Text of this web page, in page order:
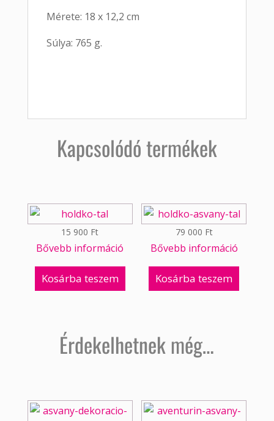
Mérete: 18 x 12,2 cm
Súlya: 765 g.
Kapcsolódó termékek
15 900 Ft
Bővebb információ
Kosárba teszem
79 000 Ft
Bővebb információ
Kosárba teszem
Érdekelhetnek még…